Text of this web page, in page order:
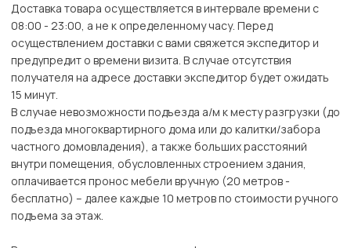
Доставка товара осуществляется в интервале времени с
08:00 - 23:00, а не к определенному часу. Перед
осуществлением доставки с вами свяжется экспедитор и
предупредит о времени визита. В случае отсутствия
получателя на адресе доставки экспедитор будет ожидать
15 минут.
В случае невозможности подъезда а/м к месту разгрузки (до
подъезда многоквартирного дома или до калитки/забора
частного домовладения), а также больших расстояний
внутри помещения, обусловленных строением здания,
оплачивается пронос мебели вручную (20 метров -
бесплатно) – далее каждые 10 метров по стоимости ручного
подъема за этаж.